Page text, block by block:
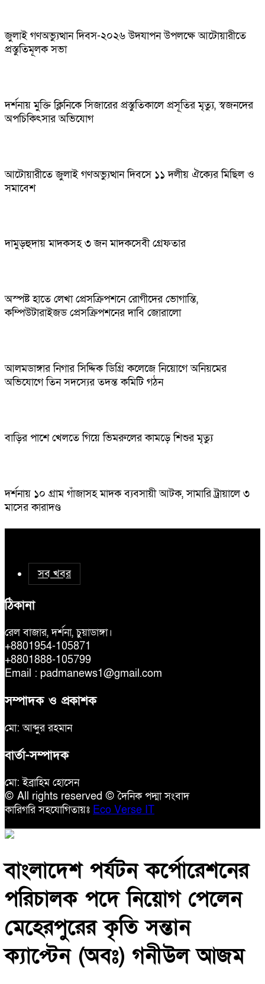
জুলাই গণঅভ্যুত্থান দিবস-২০২৬ উদযাপন উপলক্ষে আটোয়ারীতে
প্রস্তুতিমূলক সভা
দর্শনায় মুক্তি ক্লিনিকে সিজারের প্রস্তুতিকালে প্রসূতির মৃত্যু, স্বজনদের
অপচিকিৎসার অভিযোগ
আটোয়ারীতে জুলাই গণঅভ্যুত্থান দিবসে ১১ দলীয় ঐক্যের মিছিল ও
সমাবেশ
দামুড়হুদায় মাদকসহ ৩ জন মাদকসেবী গ্রেফতার
অস্পষ্ট হাতে লেখা প্রেসক্রিপশনে রোগীদের ভোগান্তি,
কম্পিউটারাইজড প্রেসক্রিপশনের দাবি জোরালো
আলমডাঙ্গার নিগার সিদ্দিক ডিগ্রি কলেজে নিয়োগে অনিয়মের
অভিযোগে তিন সদস্যের তদন্ত কমিটি গঠন
বাড়ির পাশে খেলতে গিয়ে ভিমরুলের কামড়ে শিশুর মৃত্যু
দর্শনায় ১০ গ্রাম গাঁজাসহ মাদক ব্যবসায়ী আটক, সামারি ট্রায়ালে ৩
মাসের কারাদণ্ড
সব খবর
ঠিকানা
রেল বাজার, দর্শনা, চুয়াডাঙ্গা।
+8801954-105871
+8801888-105799
Email : padmanews1@gmail.com
সম্পাদক ও প্রকাশক
মো: আব্দুর রহমান
বার্তা-সম্পাদক
মো: ইব্রাহিম হোসেন
© All rights reserved © দৈনিক পদ্মা সংবাদ
কারিগরি সহযোগিতায়ঃ Eco Verse IT
বাংলাদেশ পর্যটন কর্পোরেশনের
পরিচালক পদে নিয়োগ পেলেন
মেহেরপুরের কৃতি সন্তান
ক্যাপ্টেন (অবঃ) গনীউল আজম